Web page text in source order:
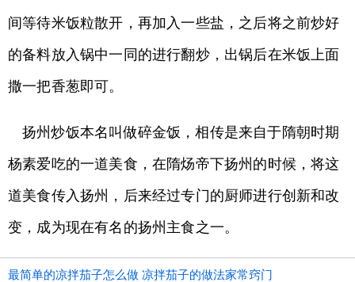
间等待米饭粒散开，再加入一些盐，之后将之前炒好
的备料放入锅中一同的进行翻炒，出锅后在米饭上面
撒一把香葱即可。
扬州炒饭本名叫做碎金饭，相传是来自于隋朝时期
杨素爱吃的一道美食，在隋炀帝下扬州的时候，将这
道美食传入扬州，后来经过专门的厨师进行创新和改
变，成为现在有名的扬州主食之一。
最简单的凉拌茄子怎么做 凉拌茄子的做法家常窍门